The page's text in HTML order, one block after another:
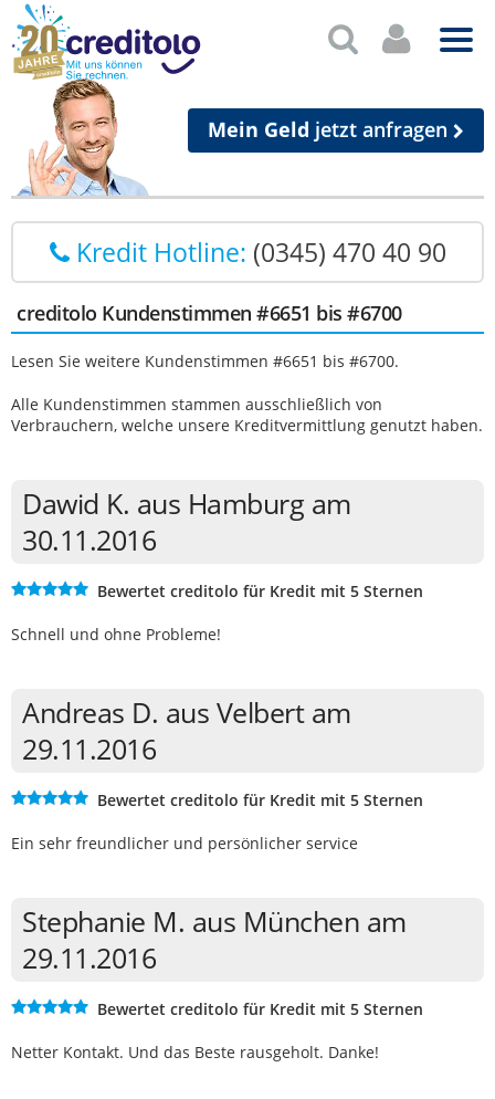
Mein Geld jetzt anfragen
Kredit Hotline: (0345) 470 40 90
creditolo Kundenstimmen #6651 bis #6700
Lesen Sie weitere Kundenstimmen #6651 bis #6700.
Alle Kundenstimmen stammen ausschließlich von
Verbrauchern, welche unsere Kreditvermittlung genutzt haben.
Dawid K. aus Hamburg am
30.11.2016
Bewertet creditolo für Kredit mit 5 Sternen
Schnell und ohne Probleme!
Andreas D. aus Velbert am
29.11.2016
Bewertet creditolo für Kredit mit 5 Sternen
Ein sehr freundlicher und persönlicher service
Stephanie M. aus München am
29.11.2016
Bewertet creditolo für Kredit mit 5 Sternen
Netter Kontakt. Und das Beste rausgeholt. Danke!